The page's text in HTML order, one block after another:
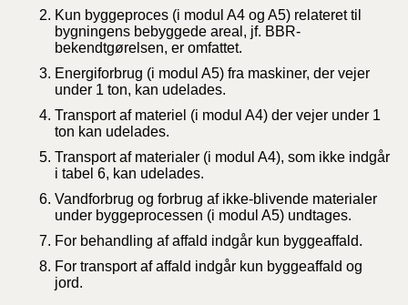
Kun byggeproces (i modul A4 og A5) relateret til
bygningens bebyggede areal, jf. BBR-
bekendtgørelsen, er omfattet.
Energiforbrug (i modul A5) fra maskiner, der vejer
under 1 ton, kan udelades.
Transport af materiel (i modul A4) der vejer under 1
ton kan udelades.
Transport af materialer (i modul A4), som ikke indgår
i tabel 6, kan udelades.
Vandforbrug og forbrug af ikke-blivende materialer
under byggeprocessen (i modul A5) undtages.
For behandling af affald indgår kun byggeaffald.
For transport af affald indgår kun byggeaffald og
jord.